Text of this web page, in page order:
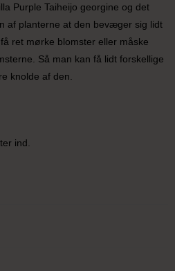
Purple Taiheijo georgine og det
af planterne at den bevæger sig lidt
ret mørke blomster eller måske
Så man kan få lidt forskellige
knolde af den.
ind.